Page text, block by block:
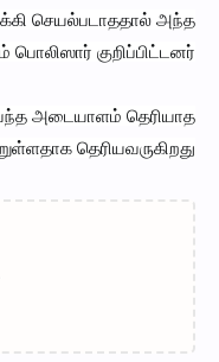
செயல்படாததால் அந்த
குறிப்பிட்டனர்.
அடையாளம் தெரியாத
தெரியவருகிறது.